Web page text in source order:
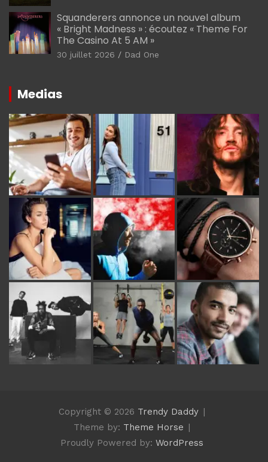
Squanderers annonce un nouvel album
« Bright Madness » : écoutez « Theme For
The Casino At 5 AM »
30 juillet 2026 Dad One
Medias
Copyright © 2026 Trendy Daddy
Theme by: Theme Horse
Proudly Powered by: WordPress